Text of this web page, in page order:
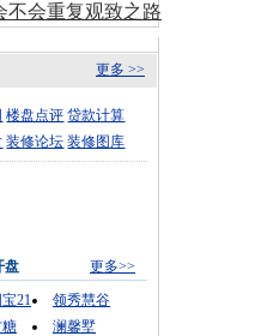
不会重复观致之路
更多 >>
楼盘点评 贷款计算
装修论坛 装修图库
盘
更多>>
21
领秀慧谷
澜馨墅